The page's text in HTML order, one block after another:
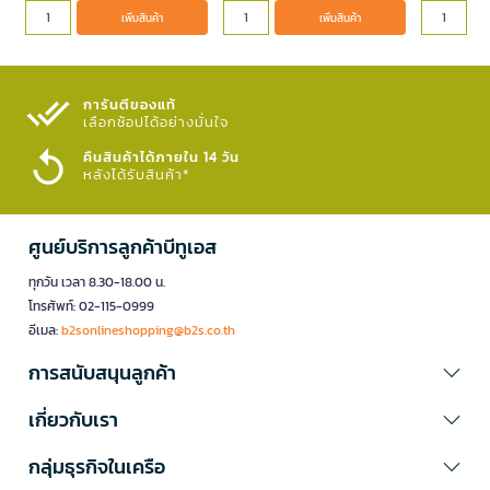
เพิ่มสินค้า เพิ่มสินค้า
การันตีของแท้
เลือกช้อปได้อย่างมั่นใจ​
คืนสินค้าได้ภายใน 14 วัน
หลังได้รับสินค้า*
ศูนย์บริการลูกค้าบีทูเอส
ทุกวัน เวลา 8.30-18.00 น.
โทรศัพท์: 02-115-0999
อีเมล:b2sonlineshopping@b2s.co.th
การสนับสนุนลูกค้า
เกี่ยวกับเรา
กลุ่มธุรกิจในเครือ